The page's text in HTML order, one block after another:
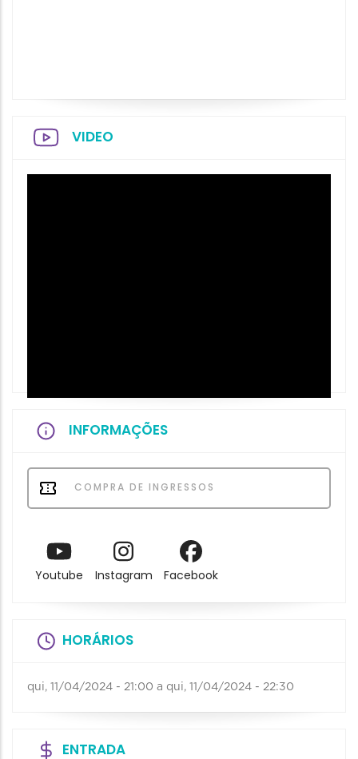
VIDEO
INFORMAÇÕES
COMPRA DE INGRESSOS
Youtube Instagram Facebook
HORÁRIOS
qui, 11/04/2024 - 21:00 a qui, 11/04/2024 - 22:30
ENTRADA